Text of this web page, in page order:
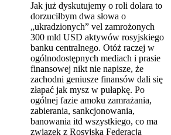
Jak już dyskutujemy o roli dolara to
dorzuciłbym dwa słowa o
„ukradzionych” vel zamrożonych
300 mld USD aktywów rosyjskiego
banku centralnego. Otóż raczej w
ogólnodostępnych mediach i prasie
finansowej nikt nie napisze, że
zachodni geniusze finansów dali się
złapać jak mysz w pułapkę. Po
ogólnej fazie amoku zamrażania,
zabierania, sankcjonowania,
banowania itd wszystkiego, co ma
związek z Rosyjską Federacją